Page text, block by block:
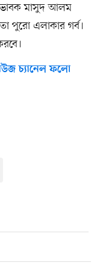
মাসুদ আলম
পুরো এলাকার গর্ব।
চ্যানেল ফলো